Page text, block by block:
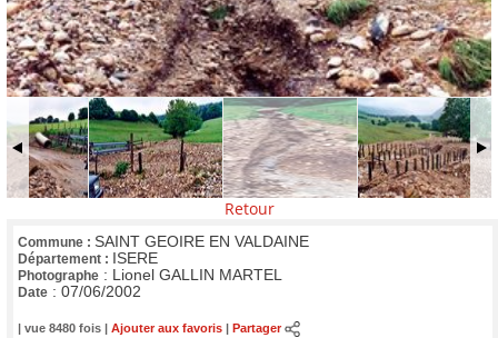
Retour
Commune : SAINT GEOIRE EN VALDAINE
Département : ISERE
Photographe : Lionel GALLIN MARTEL
Date : 07/06/2002
| vue 8480 fois | Ajouter aux favoris Partager